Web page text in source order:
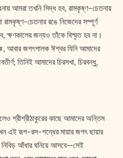
আমরা তখনি সিদ্ধ হব, রামকৃষ্ণ–চেতনায়
চেতনার রঙে নিজেদের সম্পূর্ণ
ক্ষণকালের জন্যও তাঁকে বিস্মৃত হব না।
আবার জগৎপালক ঈশ্বর যিনি আমাদের
তিনিই আমাদের চিরসখা, চিরবন্ধু,
শ্রীশ্রীঠাকুরের কাছে আমাদের অন্তিম
এই রূপ-রস-গন্ধের মায়ার জগৎ ছায়ার
আঁধার ঘনিয়ে আসবে—সেই